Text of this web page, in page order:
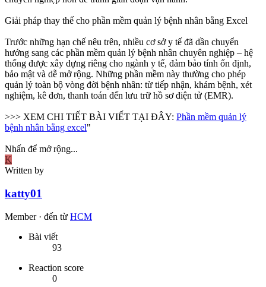
Giải pháp thay thế cho phần mềm quản lý bệnh nhân bằng Excel
Trước những hạn chế nêu trên, nhiều cơ sở y tế đã dần chuyển
hướng sang các phần mềm quản lý bệnh nhân chuyên nghiệp – hệ
thống được xây dựng riêng cho ngành y tế, đảm bảo tính ổn định,
bảo mật và dễ mở rộng. Những phần mềm này thường cho phép
quản lý toàn bộ vòng đời bệnh nhân: từ tiếp nhận, khám bệnh, xét
nghiệm, kê đơn, thanh toán đến lưu trữ hồ sơ điện tử (EMR).
>>> XEM CHI TIẾT BÀI VIẾT TẠI ĐÂY: Phần mềm quản lý
bệnh nhân bằng excel"
Nhấn để mở rộng...
K
Written by
katty01
Member · đến từ HCM
Bài viết
93
Reaction score
0